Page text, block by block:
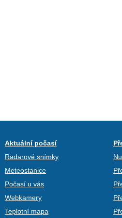
Aktuální počasí
Radarové snímky
Meteostanice
Počasí u vás
Webkamery
Teplotní mapa